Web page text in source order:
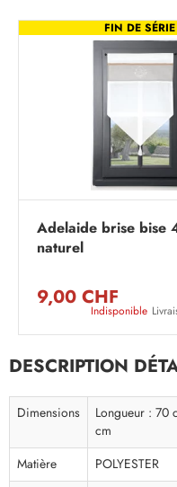
FIN DE SÉRIE
Adelaide brise bise
naturel
9,00 CHF
Indisponible
DESCRIPTION
Dimensions
Longueur : 70
cm
Matière
POLYESTER